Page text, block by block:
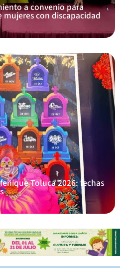
a convenio para
con discapacidad
Toluca 2026: fechas